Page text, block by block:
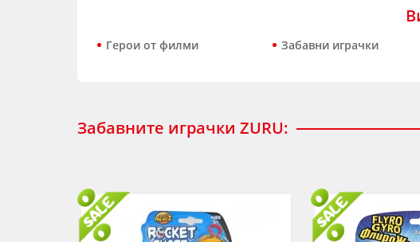
Герои от филми Забавни играчки
Забавните играчки ZURU: